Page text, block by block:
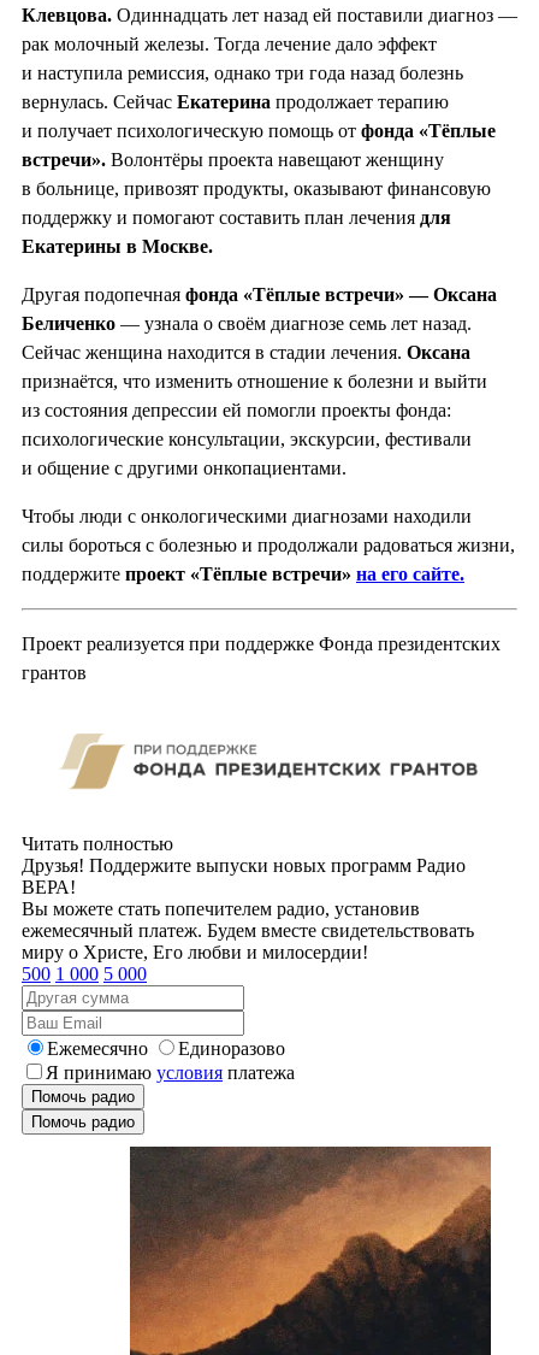
Клевцова. Одиннадцать лет назад ей поставили диагноз —
рак молочный железы. Тогда лечение дало эффект
и наступила ремиссия, однако три года назад болезнь
вернулась. Сейчас Екатерина продолжает терапию
и получает психологическую помощь от фонда «Тёплые
встречи». Волонтёры проекта навещают женщину
в больнице, привозят продукты, оказывают финансовую
поддержку и помогают составить план лечения для
Екатерины в Москве.
Другая подопечная фонда «Тёплые встречи» — Оксана
Беличенко — узнала о своём диагнозе семь лет назад.
Сейчас женщина находится в стадии лечения. Оксана
признаётся, что изменить отношение к болезни и выйти
из состояния депрессии ей помогли проекты фонда:
психологические консультации, экскурсии, фестивали
и общение с другими онкопациентами.
Чтобы люди с онкологическими диагнозами находили
силы бороться с болезнью и продолжали радоваться жизни,
поддержите проект «Тёплые встречи» на его сайте.
Проект реализуется при поддержке Фонда президентских
грантов
Читать полностью
Друзья! Поддержите выпуски новых программ Радио
ВЕРА!
Вы можете стать попечителем радио, установив
ежемесячный платеж. Будем вместе свидетельствовать
миру о Христе, Его любви и милосердии!
500 1 000 5 000
Ежемесячно
Единоразово
Я принимаю условия платежа
Помочь радио
Помочь радио